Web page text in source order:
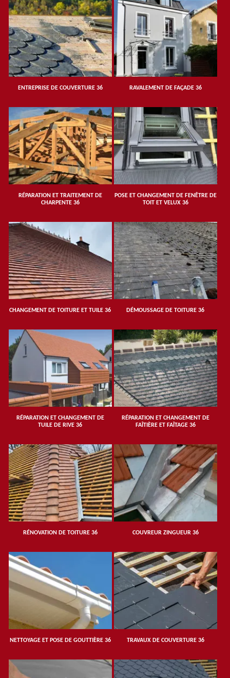
ENTREPRISE DE COUVERTURE 36 RAVALEMENT DE FAÇADE 36
RÉPARATION ET TRAITEMENT DE
CHARPENTE 36
POSE ET CHANGEMENT DE FENÊTRE DE
TOIT ET VELUX 36
CHANGEMENT DE TOITURE ET TUILE 36 DÉMOUSSAGE DE TOITURE 36
RÉPARATION ET CHANGEMENT DE
TUILE DE RIVE 36
RÉPARATION ET CHANGEMENT DE
FAÎTIÈRE ET FAÎTAGE 36
RÉNOVATION DE TOITURE 36 COUVREUR ZINGUEUR 36
NETTOYAGE ET POSE DE GOUTTIÈRE 36 TRAVAUX DE COUVERTURE 36